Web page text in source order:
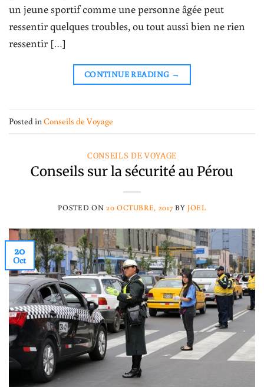
un jeune sportif comme une personne âgée peut
ressentir quelques troubles, ou tout aussi bien ne rien
ressentir […]
CONTINUE READING →
Posted inConseils de Voyage
CONSEILS DE VOYAGE
Conseils sur la sécurité au Pérou
POSTED ON 20 OCTUBRE, 2017 BY JOEL
20
Oct